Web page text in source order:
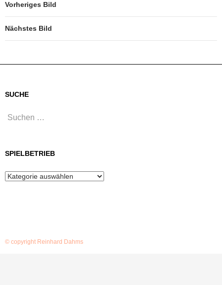
Vorheriges Bild
Nächstes Bild
SUCHE
Suchen
SPIELBETRIEB
Spielbetrieb
© copyright Reinhard Dahms